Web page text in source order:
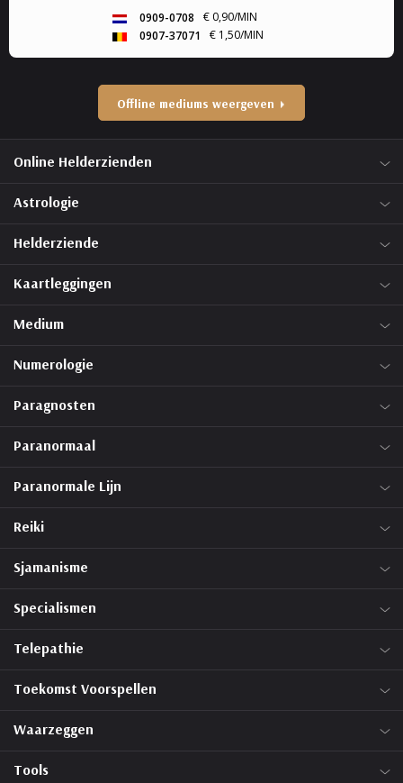
0909-0708
€ 0,90/MIN
0907-37071
€ 1,50/MIN
Offline mediums weergeven
Online Helderzienden
Astrologie
Helderziende
Kaartleggingen
Medium
Numerologie
Paragnosten
Paranormaal
Paranormale Lijn
Reiki
Sjamanisme
Specialismen
Telepathie
Toekomst Voorspellen
Waarzeggen
Tools